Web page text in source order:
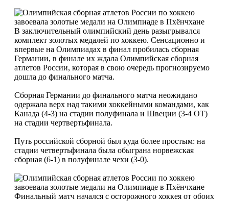
В заключительный олимпийский день разыгрывался
комплект золотых медалей по хоккею. Сенсационно и
впервые на Олимпиадах в финал пробилась сборная
Германии, в финале их ждала Олимпийская сборная
атлетов России, которая в свою очередь прогнозируемо
дошла до финального матча.
Сборная Германии до финального матча неожидано
одержала верх над такими хоккейными командами, как
Канада (4-3) на стадии полуфинала и Швеции (3-4 ОТ)
на стадии чертвертьфинала.
Путь российской сборной был куда более простым: на
стадии четвертьфинала была обыграна норвежская
сборная (6-1) в полуфинале чехи (3-0).
Финальный матч начался с осторожного хоккея от обоих